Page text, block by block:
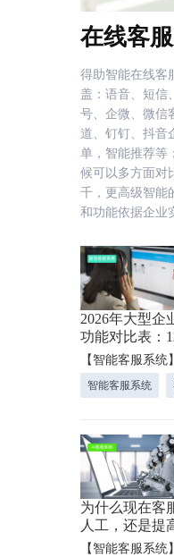
在线客
得助智能在线客
盖：语音、短信
号、企微、微信
道、钉钉、抖音
单，智能推荐等
候可以多方面对
千，更高级智能
和功能依据企业
2026年大型企
功能对比表：
测！
【智能客服系统
智能客服系统
为什么现在客
人工，还是提
【智能客服系统